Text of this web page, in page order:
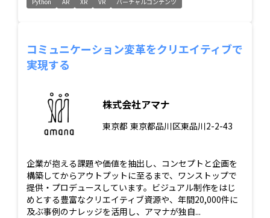
コミュニケーション変革をクリエイティブで
実現する
株式会社アマナ
東京都 東京都品川区東品川2-2-43
企業が抱える課題や価値を抽出し、コンセプトと企画を
構築してからアウトプットに至るまで、ワンストップで
提供・プロデュースしています。ビジュアル制作をはじ
めとする豊富なクリエイティブ資源や、年間20,000件に
及ぶ事例のナレッジを活用し、アマナが独自...